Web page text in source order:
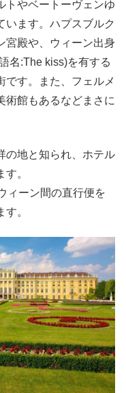
トやベートーヴェンゆ
います。ハプスブルク
宮殿や、ウィーン出身
名:The kiss)を有する
です。また、フェルメ
術館もあるなどまさに
の地と知られ、ホテル
。
ィーン間の直行便を
。